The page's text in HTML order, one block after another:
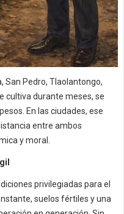
San Pedro, Tlaolantongo,
cultiva durante meses, se
En las ciudades, ese
entre ambos
y moral.
privilegiadas para el
suelos fértiles y una